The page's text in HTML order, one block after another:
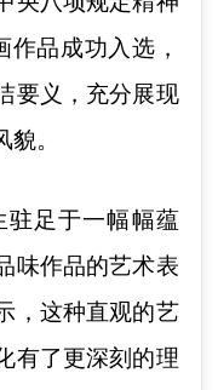
品成功入选，
要义，充分展现
。
驻足于一幅幅蕴
味作品的艺术表
，这种直观的艺
有了更深刻的理